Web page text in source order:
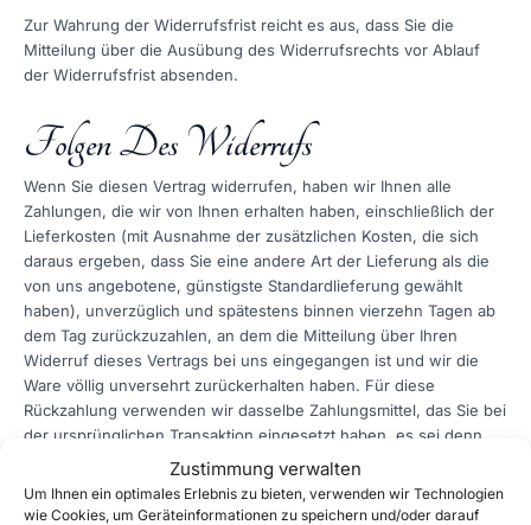
Zustimmung verwalten
Um Ihnen ein optimales Erlebnis zu bieten, verwenden wir Technologien
wie Cookies, um Geräteinformationen zu speichern und/oder darauf
Zur Wahrung der Widerrufsfrist reicht es aus, dass Sie die
Mitteilung über die Ausübung des Widerrufsrechts vor Ablauf
der Widerrufsfrist absenden.
Folgen Des Widerrufs
Wenn Sie diesen Vertrag widerrufen, haben wir Ihnen alle
Zahlungen, die wir von Ihnen erhalten haben, einschließlich der
Lieferkosten (mit Ausnahme der zusätzlichen Kosten, die sich
daraus ergeben, dass Sie eine andere Art der Lieferung als die
von uns angebotene, günstigste Standardlieferung gewählt
haben), unverzüglich und spätestens binnen vierzehn Tagen ab
dem Tag zurückzuzahlen, an dem die Mitteilung über Ihren
Widerruf dieses Vertrags bei uns eingegangen ist und wir die
Ware völlig unversehrt zurückerhalten haben. Für diese
Rückzahlung verwenden wir dasselbe Zahlungsmittel, das Sie bei
der ursprünglichen Transaktion eingesetzt haben, es sei denn,
mit Ihnen wurde ausdrücklich etwas anderes vereinbart; in
keinem Fall werden Ihnen wegen dieser Rückzahlung Entgelte
berechnet.